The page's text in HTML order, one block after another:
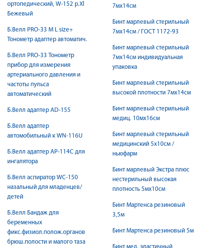
ортопедический, W-152 р.Xl
Бежевый
Б.Велл PRO-33 M L size+
Тонометр адаптер автоматич.
Б.Велл PRO-33 Тонометр
прибор для измерения
артериального давления и
частоты пульса
автоматический
Б.Велл адаптер AD-155
Б.Велл адаптер
автомобильный к WN-116U
Б.Велл адаптер АР-114С для
ингалятора
Б.Велл аспиратор WC-150
назальный для младенцев/
детей
Б.Велл Бандаж для
беременных
фикс.физиол.полож.органов
брюш.полости и малого таза
7мх14см
Бинт марлевый стерильный
7мх14см / ГОСТ 1172-93
Бинт марлевый стерильный
7мх14см индивидуальная
упаковка
Бинт марлевый стерильный
высокой плотности 7мх14см
Бинт марлевый стерильный
медиц. 10мх16см
Бинт марлевый стерильный
медицинский 5х10см /
ньюфарм
Бинт марлевый Экстра плюс
нестерильный высокая
плотность 5мх10см
Бинт Мартенса резиновый
3,5м
Бинт Мартенса резиновый 5м